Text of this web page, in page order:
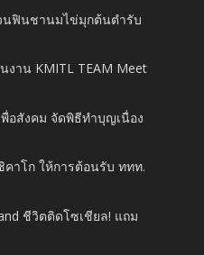
นฟินชานมไข่มุกต้นตำรับ
งาน KMITL TEAM Meet
อสังคม จัดพิธีทำบุญเนื่อง
าโก ให้การต้อนรับ ททท.
ชีวิตติดโซเชียล! แถม